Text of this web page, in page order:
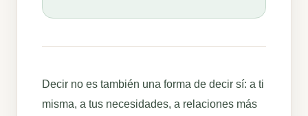
Decir no es también una forma de decir sí: a ti
misma, a tus necesidades, a relaciones más